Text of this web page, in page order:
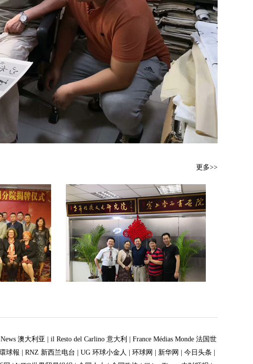
更多>>
澳大利亚 il Resto del Carlino 意大利
France Médias Monde 法国世
球報 RNZ 新西兰电台 UG 环球小金人 环球网 新华网 今日头条